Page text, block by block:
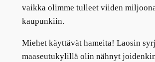
vaikka olimme tulleet viiden
kaupunkiin.
Miehet käyttävät hameita! Laosin
maaseutukylillä olin nähnyt